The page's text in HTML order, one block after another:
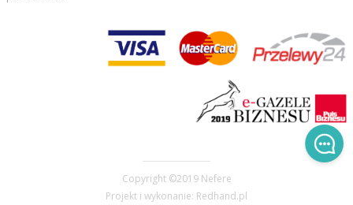
Copyright ©2019 Nefere
Projekt i wykonanie: Redhand.pl